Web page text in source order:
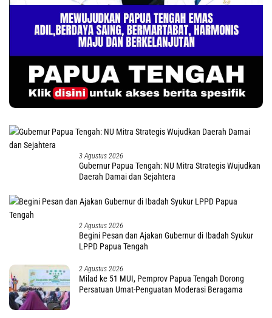
3 Agustus 2026
Gubernur Papua Tengah: NU Mitra Strategis Wujudkan
Daerah Damai dan Sejahtera
2 Agustus 2026
Begini Pesan dan Ajakan Gubernur di Ibadah Syukur
LPPD Papua Tengah
2 Agustus 2026
Milad ke 51 MUI, Pemprov Papua Tengah Dorong
Persatuan Umat-Penguatan Moderasi Beragama